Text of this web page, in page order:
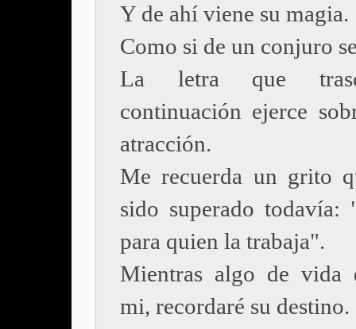
Y de ahí viene su magia.
Como si de un conjuro
La letra que
continuación ejerce
atracción.
Me recuerda un grito
sido superado todavía:
para quien la trabaja".
Mientras algo de vida
mi, recordaré su destino.